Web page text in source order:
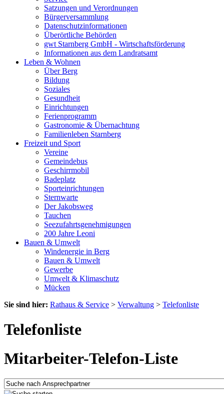
Satzungen und Verordnungen
Bürgerversammlung
Datenschutzinformationen
Überörtliche Behörden
gwt Starnberg GmbH - Wirtschaftsförderung
Informationen aus dem Landratsamt
Leben & Wohnen
Über Berg
Bildung
Soziales
Gesundheit
Einrichtungen
Ferienprogramm
Gastronomie & Übernachtung
Familienleben Starnberg
Freizeit und Sport
Vereine
Gemeindebus
Geschirrmobil
Badeplatz
Sporteinrichtungen
Sternwarte
Der Jakobsweg
Tauchen
Seezufahrtsgenehmigungen
200 Jahre Leoni
Bauen & Umwelt
Windenergie in Berg
Bauen & Umwelt
Gewerbe
Umwelt & Klimaschutz
Mücken
Sie sind hier: Rathaus & Service > Verwaltung > Telefonliste
Telefonliste
Mitarbeiter-Telefon-Liste